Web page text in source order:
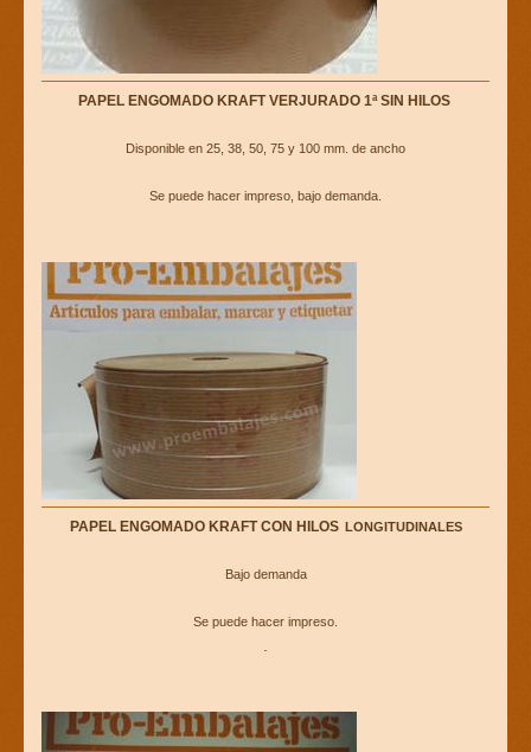
PAPEL ENGOMADO KRAFT VERJURADO 1ª SIN HILOS
Disponible en 25, 38, 50, 75 y 100 mm. de ancho
Se puede hacer impreso, bajo demanda.
PAPEL ENGOMADO KRAFT CON HILOS LONGITUDINALES
Bajo demanda
Se puede hacer impreso.